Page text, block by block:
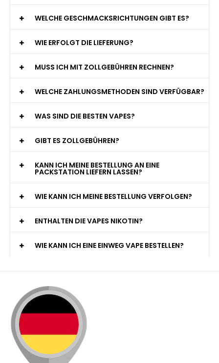
WELCHE GESCHMACKSRICHTUNGEN GIBT ES?
WIE ERFOLGT DIE LIEFERUNG?
MUSS ICH MIT ZOLLGEBÜHREN RECHNEN?
WELCHE ZAHLUNGSMETHODEN SIND VERFÜGBAR?
WAS SIND DIE BESTEN VAPES?
GIBT ES ZOLLGEBÜHREN?
KANN ICH MEINE BESTELLUNG AN EINE
PACKSTATION LIEFERN LASSEN?
WIE KANN ICH MEINE BESTELLUNG VERFOLGEN?
ENTHALTEN DIE VAPES NIKOTIN?
WIE KANN ICH EINE EINWEG VAPE BESTELLEN?